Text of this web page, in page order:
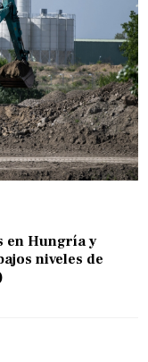
en Hungría y
niveles de